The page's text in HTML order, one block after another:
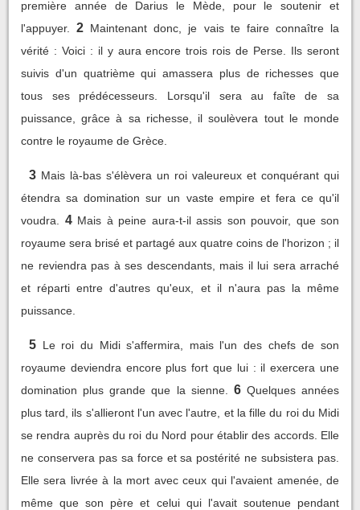
première année de Darius le Mède, pour le soutenir et
l'appuyer.
2 Maintenant donc, je vais te faire connaître la
vérité : Voici : il y aura encore trois rois de Perse. Ils seront
suivis d'un quatrième qui amassera plus de richesses que
tous ses prédécesseurs. Lorsqu'il sera au faîte de sa
puissance, grâce à sa richesse, il soulèvera tout le monde
contre le royaume de Grèce.
3 Mais là-bas s'élèvera un roi valeureux et conquérant qui
étendra sa domination sur un vaste empire et fera ce qu'il
voudra.
4 Mais à peine aura-t-il assis son pouvoir, que son
royaume sera brisé et partagé aux quatre coins de l'horizon ; il
ne reviendra pas à ses descendants, mais il lui sera arraché
et réparti entre d'autres qu'eux, et il n'aura pas la même
puissance.
5 Le roi du Midi s'affermira, mais l'un des chefs de son
royaume deviendra encore plus fort que lui : il exercera une
domination plus grande que la sienne.
6 Quelques années
plus tard, ils s'allieront l'un avec l'autre, et la fille du roi du Midi
se rendra auprès du roi du Nord pour établir des accords. Elle
ne conservera pas sa force et sa postérité ne subsistera pas.
Elle sera livrée à la mort avec ceux qui l'avaient amenée, de
même que son père et celui qui l'avait soutenue pendant